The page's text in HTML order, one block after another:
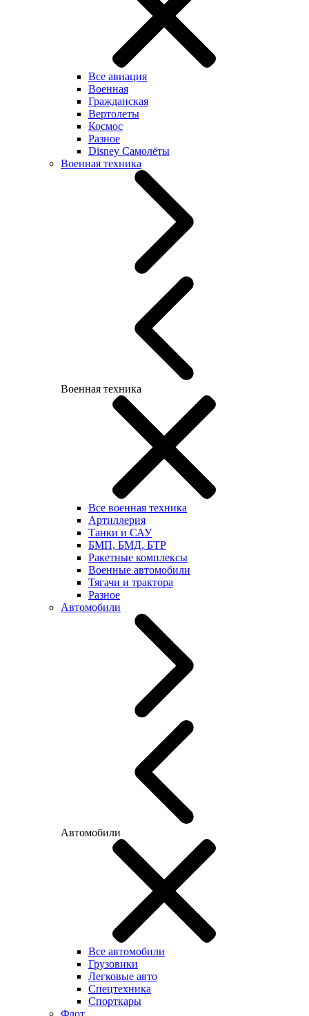
Все авиация
Военная
Гражданская
Вертолеты
Космос
Разное
Disney Самолёты
Военная техника
Военная техника
Все военная техника
Артиллерия
Танки и САУ
БМП, БМД, БТР
Ракетные комплексы
Военные автомобили
Тягачи и трактора
Разное
Автомобили
Автомобили
Все автомобили
Грузовики
Легковые авто
Спецтехника
Спорткары
Флот